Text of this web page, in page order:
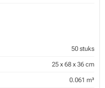
50 stuks
25 x 68 x 36 cm
0.061 m³